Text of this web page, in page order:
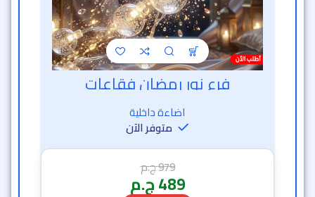
خصم الساعة الذهبية
فرع نور رمضان فقاعات
اضاءة داخلية
متوفر الآن
979ج.م
489ج.م